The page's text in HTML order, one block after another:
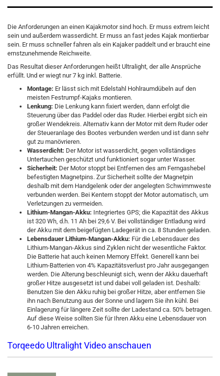
Die Anforderungen an einen Kajakmotor sind hoch. Er muss extrem leicht
sein und außerdem wasserdicht. Er muss an fast jedes Kajak montierbar
sein. Er muss schneller fahren als ein Kajaker paddelt und er braucht eine
ernstzunehmende Reichweite.
Das Resultat dieser Anforderungen heißt Ultralight, der alle Ansprüche
erfüllt. Und er wiegt nur 7 kg inkl. Batterie.
Montage: Er lässt sich mit Edelstahl Hohlraumdübeln auf den
meisten Festrumpf-Kajaks montieren.
Lenkung: Die Lenkung kann fixiert werden, dann erfolgt die
Steuerung über das Paddel oder das Ruder. Hierbei ergibt sich ein
großer Wendekreis. Alternativ kann der Motor mit dem Ruder oder
der Steueranlage des Bootes verbunden werden und ist dann sehr
gut zu manövrieren.
Wasserdicht: Der Motor ist wasserdicht, gegen vollständiges
Untertauchen geschützt und funktioniert sogar unter Wasser.
Sicherheit: Der Motor stoppt bei Entfernen des am Ferngashebel
befestigten Magnetpins. Zur Sicherheit sollte der Magnetpin
deshalb mit dem Handgelenk oder der angelegten Schwimmweste
verbunden werden. Bei Kentern stoppt der Motor automatisch, um
Verletzungen zu vermeiden.
Lithium-Mangan-Akku: Integriertes GPS; die Kapazität des Akkus
ist 320 Wh, d.h. 11 Ah bei 29,6 V. Bei vollständiger Entladung wird
der Akku mit dem beigefügten Ladegerät in ca. 8 Stunden geladen.
Lebensdauer Lithium-Mangan-Akku: Für die Lebensdauer des
Lithium-Mangan-Akkus sind Zyklen nicht der wesentliche Faktor.
Die Batterie hat auch keinen Memory Effekt. Generell kann bei
Lithium-Batterien von 4% Kapazitätsverlust pro Jahr ausgegangen
werden. Die Alterung beschleunigt sich, wenn der Akku dauerhaft
großer Hitze ausgesetzt ist und dabei voll geladen ist. Deshalb:
Benutzen Sie den Akku ruhig bei großer Hitze, aber entfernen Sie
ihn nach Benutzung aus der Sonne und lagern Sie ihn kühl. Bei
Einlagerung für längere Zeit sollte der Ladestand ca. 50% betragen.
Auf diese Weise sollten Sie für Ihren Akku eine Lebensdauer von
6-10 Jahren erreichen.
Torqeedo Ultralight Video anschauen